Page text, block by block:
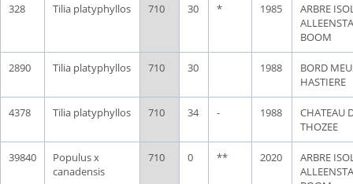
328 Tilia platyphyllos 710 30 * 1985
ARBRE
BOOM
2890 Tilia platyphyllos 710 30 1988
BORD
HASTIERE
4378 Tilia platyphyllos 710 34 - 1988
CHATEAU
THOZEE
39840
Populus x
canadensis
710 0 ** 2020
ARBRE